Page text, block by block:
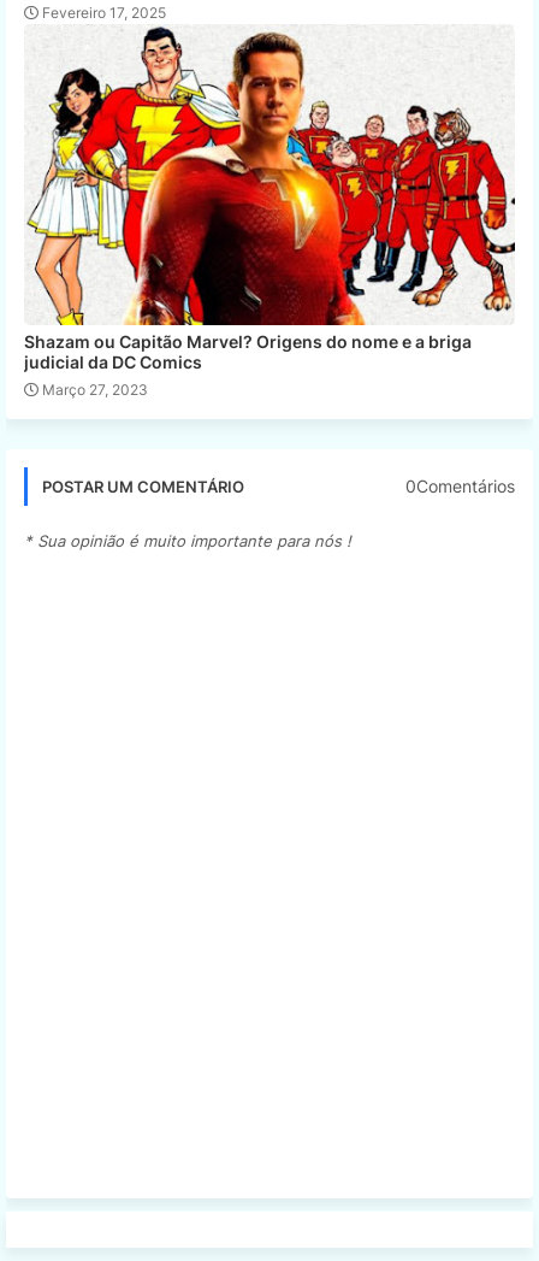
Fevereiro 17, 2025
Shazam ou Capitão Marvel? Origens do nome e a briga
judicial da DC Comics
Março 27, 2023
POSTAR UM COMENTÁRIO 0Comentários
* Sua opinião é muito importante para nós !